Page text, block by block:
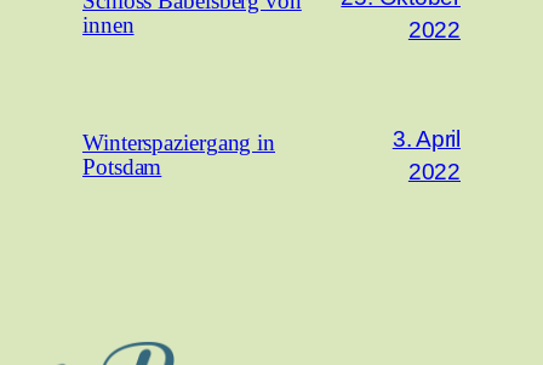
innen
2022
Winterspaziergang in
Potsdam
3. April
2022